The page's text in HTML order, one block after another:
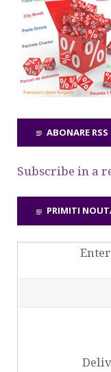
ABONARE RSS
Subscribe in a
PRIMITI